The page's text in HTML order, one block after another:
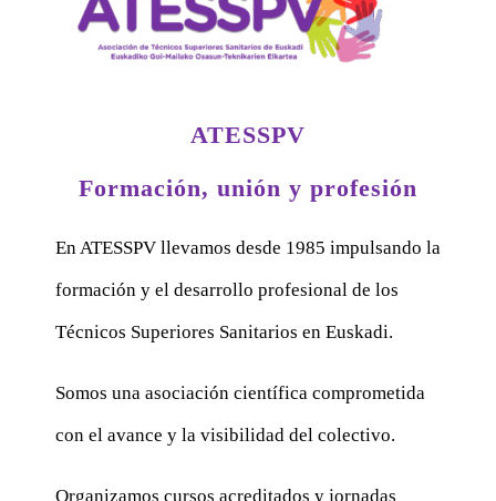
ATESSPV
Formación, unión y profesión
En ATESSPV llevamos desde 1985 impulsando la
formación y el desarrollo profesional de los
Técnicos Superiores Sanitarios en Euskadi.
Somos una asociación científica comprometida
con el avance y la visibilidad del colectivo.
Organizamos cursos acreditados y jornadas